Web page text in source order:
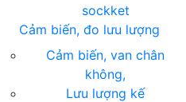
sockket
Cảm biến, đo lưu lượng
Cảm biến, van chân
không,
Lưu lượng kế